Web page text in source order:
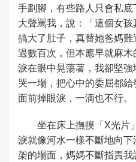
手劃腳，有些路人只會私
大聲罵我，說：「這個女
搞大了肚子，真替她爸媽
過數百次，但本應早就麻
淚在眼中晃蕩著，我卻堅
哭一場，把心中的委屈都
面前掉眼淚，一滴也不行。
坐在床上撫摸「X光片
淚就像河水一樣不斷地向
架的場面，媽媽不斷指責